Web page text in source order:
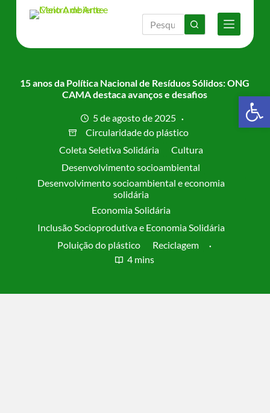
15 anos da Política Nacional de Resíduos Sólidos: ONG
CAMA destaca avanços e desafios
5 de agosto de 2025
Circularidade do plástico
Coleta Seletiva Solidária
Cultura
Desenvolvimento socioambiental
Desenvolvimento socioambiental e economia
solidária
Economia Solidária
Inclusão Socioprodutiva e Economia Solidária
Poluição do plástico
Reciclagem
4 mins
Barra de Ferramentas Aberta